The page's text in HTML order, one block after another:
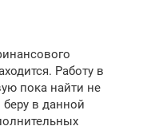
Работу в
пока найти не
беру в данной